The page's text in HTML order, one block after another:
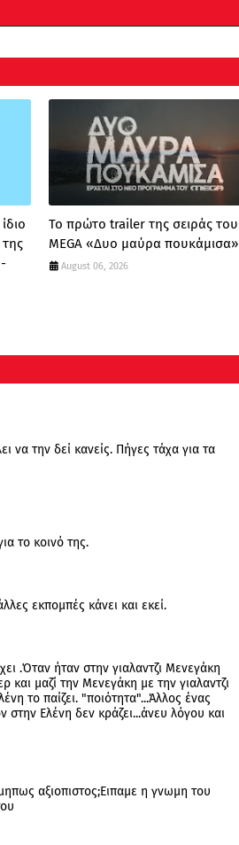
Το πρώτο trailer της σειράς του
MEGA «Δυο μαύρα πουκάμισα»
August 06, 2026
να την δεί κανείς. Πήγες τάχα για τα
το κοινό της.
εκπομπές κάνει και εκεί.
.Όταν ήταν στην γιαλαντζι Μενεγάκη
και μαζί την Μενεγάκη με την γιαλαντζι
το παίζει. "ποιότητα"...Άλλος ένας
στην Ελένη δεν κράζει...άνευ λόγου και
αξιοπιστος;Ειπαμε η γνωμη του